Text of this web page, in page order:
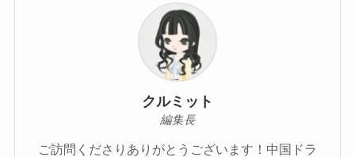
クルミット
編集長
ご訪問くださりありがとうございます！中国ドラ